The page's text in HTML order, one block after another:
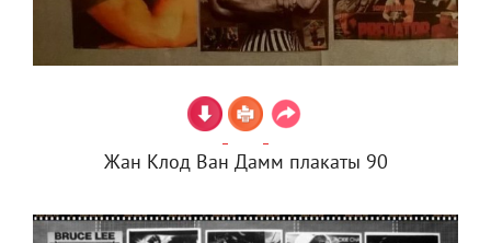
Жан Клод Ван Дамм плакаты 90